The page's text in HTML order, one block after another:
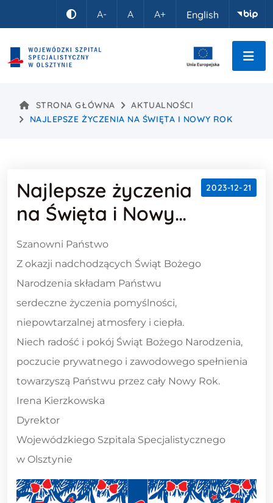
Kontrast
A- A A+ English
STRONA GŁÓWNA
AKTUALNOŚCI
NAJLEPSZE ŻYCZENIA NA ŚWIĘTA I NOWY ROK
2023-12-21
Najlepsze życzenia
na Święta i Nowy
Rok
Treść wpisu
Szanowni Państwo
Z okazji nadchodzących Świąt Bożego
Narodzenia składam Państwu
serdeczne życzenia pomyślności,
niepowtarzalnej atmosfery i ciepła.
Niech radość i pokój Świąt Bożego Narodzenia,
poczucie prywatnego i zawodowego spełnienia
towarzyszą Państwu przez cały Nowy Rok.
Irena Kierzkowska
Dyrektor
Wojewódzkiego Szpitala Specjalistycznego
w Olsztynie